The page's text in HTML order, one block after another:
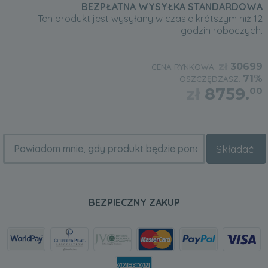
BEZPŁATNA WYSYŁKA STANDARDOWA
Ten produkt jest wysyłany w czasie krótszym niż 12
godzin roboczych.
CENA RYNKOWA: 30699
OSZCZĘDZASZ: 71%
8759.00
Składać
BEZPIECZNY ZAKUP